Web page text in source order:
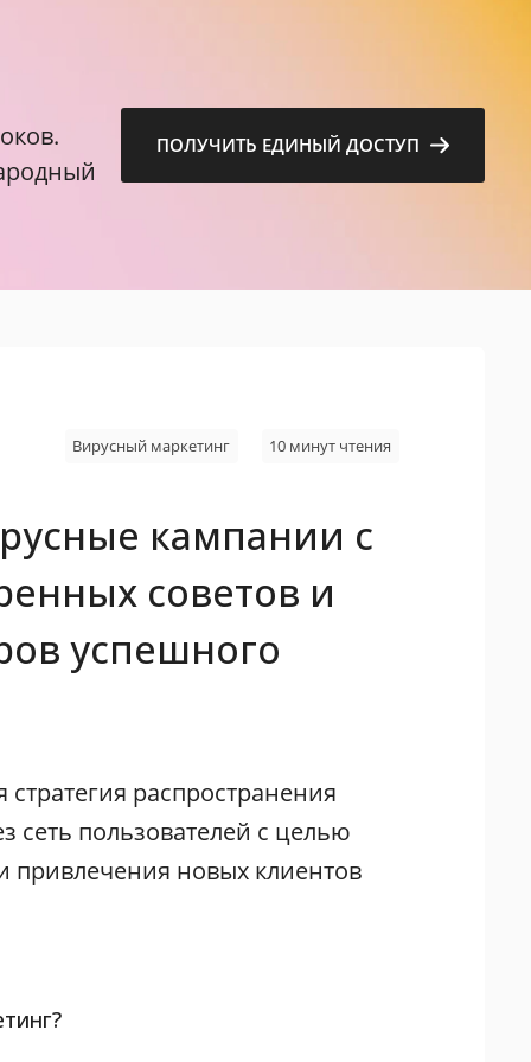
ПОЛУЧИТЬ ЕДИНЫЙ ДОСТУП
Вирусный маркетинг 10 минут чтения
кампании с
советов и
успешного
распространения
сеть пользователей с целью
привлечения новых клиентов